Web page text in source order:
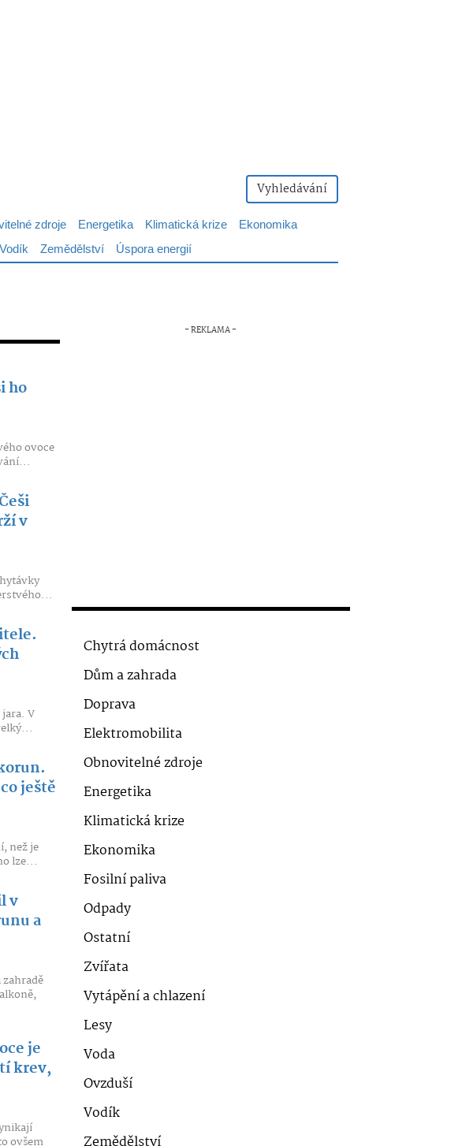
Vyhledávání
zdroje Energetika Klimatická krize
Ekonomika
Vodík Zemědělství Úspora energií
ho
ovoce
v
V
ještě
než je
lze...
v
a
je
krev,
ovšem
Chytrá domácnost
Dům a zahrada
Doprava
Elektromobilita
Obnovitelné zdroje
Energetika
Klimatická krize
Ekonomika
Fosilní paliva
Odpady
Ostatní
Zvířata
Vytápění a chlazení
Lesy
Voda
Ovzduší
Vodík